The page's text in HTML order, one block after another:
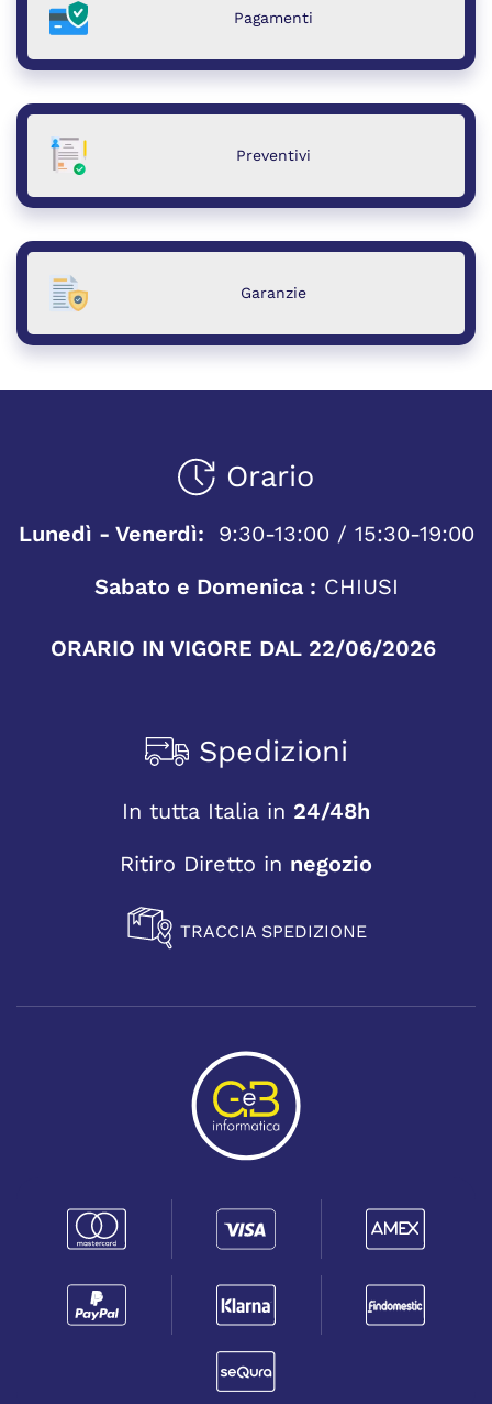
Pagamenti
Preventivi
Garanzie
Orario
Lunedì - Venerdì:
9:30-13:00 / 15:30-19:00
Sabato e Domenica : CHIUSI
ORARIO IN VIGORE DAL 22/06/2026
Spedizioni
In tutta Italia in 24/48h
Ritiro Diretto in negozio
TRACCIA SPEDIZIONE